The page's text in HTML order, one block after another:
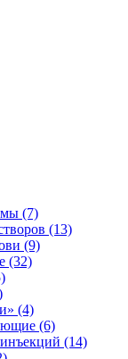
(7)
(13)
(9)
(32)
(4)
(6)
(14)